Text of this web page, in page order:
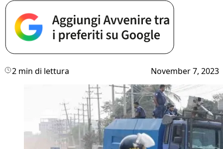
2 min di lettura November 7, 2023